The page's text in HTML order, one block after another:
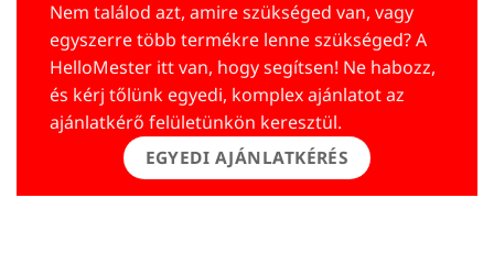
Nem találod azt, amire szükséged van, vagy
egyszerre több termékre lenne szükséged? A
HelloMester itt van, hogy segítsen! Ne habozz,
és kérj tőlünk egyedi, komplex ajánlatot az
ajánlatkérő felületünkön keresztül.
EGYEDI AJÁNLATKÉRÉS